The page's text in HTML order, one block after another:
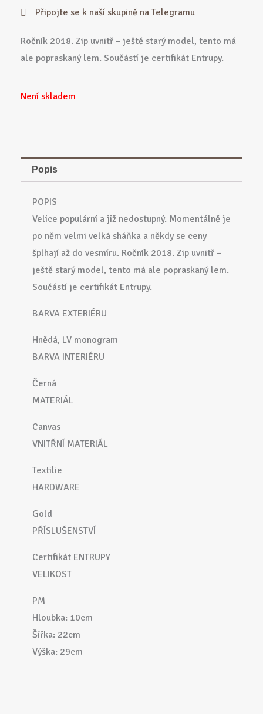
Připojte se k naší skupině na Telegramu
Ročník 2018. Zip uvnitř – ještě starý model, tento má
ale popraskaný lem. Součástí je certifikát Entrupy.
Není skladem
Popis
POPIS
Velice populární a již nedostupný. Momentálně je
po něm velmi velká sháňka a někdy se ceny
šplhají až do vesmíru. Ročník 2018. Zip uvnitř –
ještě starý model, tento má ale popraskaný lem.
Součástí je certifikát Entrupy.
BARVA EXTERIÉRU
Hnědá, LV monogram
BARVA INTERIÉRU
Černá
MATERIÁL
Canvas
VNITŘNÍ MATERIÁL
Textilie
HARDWARE
Gold
PŘÍSLUŠENSTVÍ
Certifikát ENTRUPY
VELIKOST
PM
Hloubka: 10cm
Šířka: 22cm
Výška: 29cm